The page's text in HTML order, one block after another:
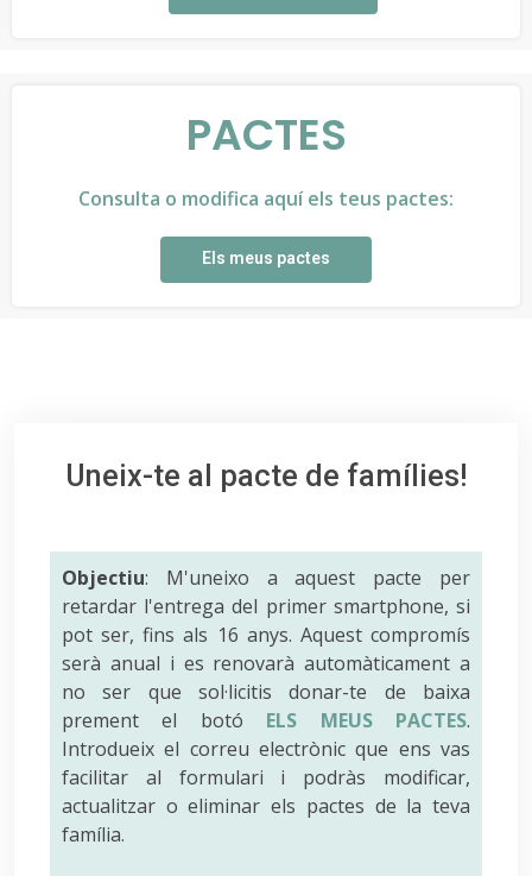
PACTES
Consulta o modifica aquí els teus pactes:
Els meus pactes
Uneix-te al pacte de famílies!
Objectiu: M'uneixo a aquest pacte per
retardar l'entrega del primer smartphone, si
pot ser, fins als 16 anys. Aquest compromís
serà anual i es renovarà automàticament a
no ser que sol·licitis donar-te de baixa
prement el botó ELS MEUS PACTES.
Introdueix el correu electrònic que ens vas
facilitar al formulari i podràs modificar,
actualitzar o eliminar els pactes de la teva
família.